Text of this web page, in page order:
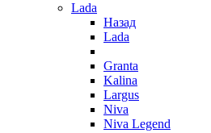
Lada
Назад
Lada
Granta
Kalina
Largus
Niva
Niva Legend